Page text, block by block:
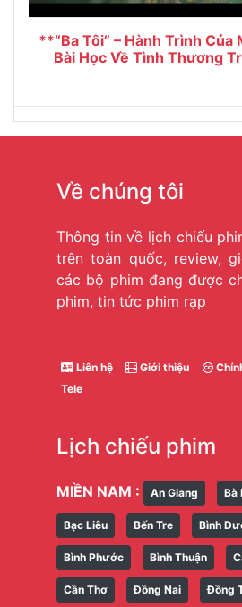
**“Ba Tôi” – Hành Trình Của
Bài Học Về Tình Thương
Về chúng tôi
Thông tin về lịch chiếu
trên toàn quốc, review,
các bộ phim đang được
phim, tin tức phim rạp
Liên hệ Giới thiệu
Tele
Lịch chiếu phim
MIỀN NAM : An Giang Bà
Bạc Liêu Bến Tre Bình
Bình Phước Bình Thuận
Cần Thơ Đồng Nai Đồng